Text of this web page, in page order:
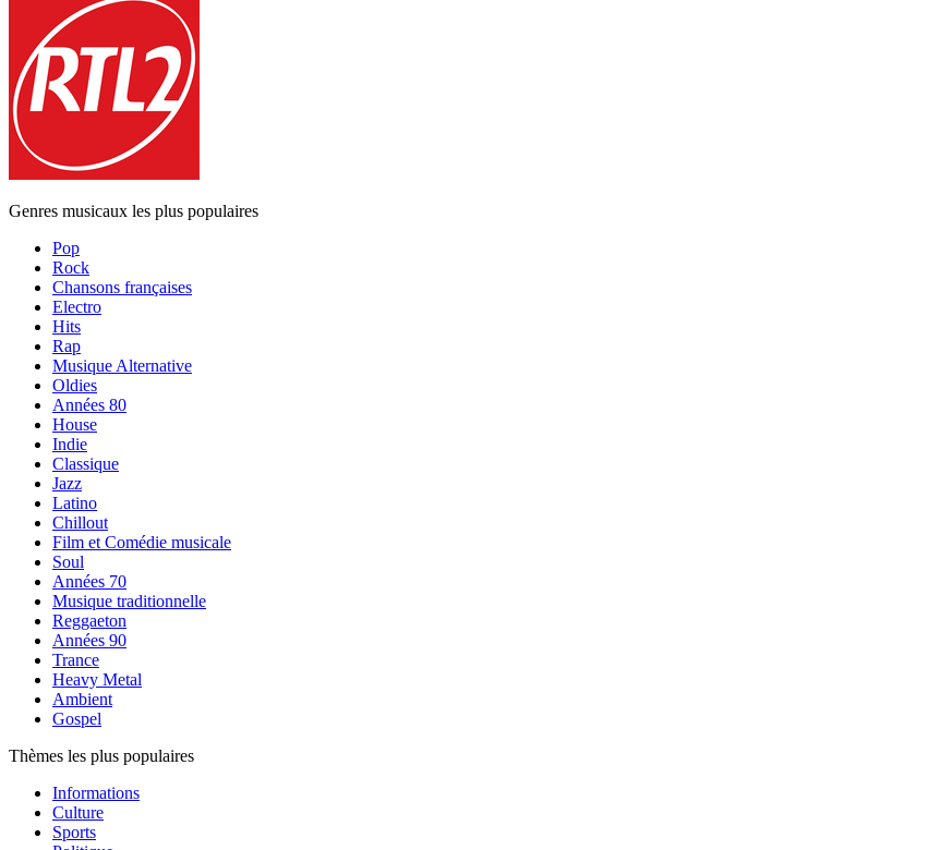
Genres musicaux les plus populaires
Pop
Rock
Chansons françaises
Electro
Hits
Rap
Musique Alternative
Oldies
Années 80
House
Indie
Classique
Jazz
Latino
Chillout
Film et Comédie musicale
Soul
Années 70
Musique traditionnelle
Reggaeton
Années 90
Trance
Heavy Metal
Ambient
Gospel
Thèmes les plus populaires
Informations
Culture
Sports